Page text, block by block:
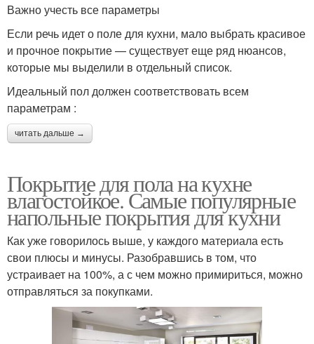
Важно учесть все параметры
Если речь идет о поле для кухни, мало выбрать красивое
и прочное покрытие — существует еще ряд нюансов,
которые мы выделили в отдельный список.
Идеальный пол должен соответствовать всем
параметрам :
читать дальше →
Покрытие для пола на кухне
влагостойкое. Самые популярные
напольные покрытия для кухни
Как уже говорилось выше, у каждого материала есть
свои плюсы и минусы. Разобравшись в том, что
устраивает на 100%, а с чем можно примириться, можно
отправляться за покупками.